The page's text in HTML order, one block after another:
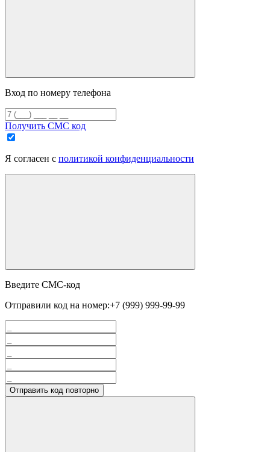
Вход по номеру телефона
Получить СМС код
Я согласен с политикой конфиденциальности
Введите СМС-код
Отправили код на номер:+7 (999) 999-99-99
Отправить код повторно